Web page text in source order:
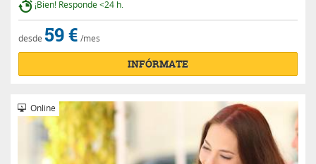
¡Bien! Responde <24 h.
desde 59 € /mes
INFÓRMATE
Online